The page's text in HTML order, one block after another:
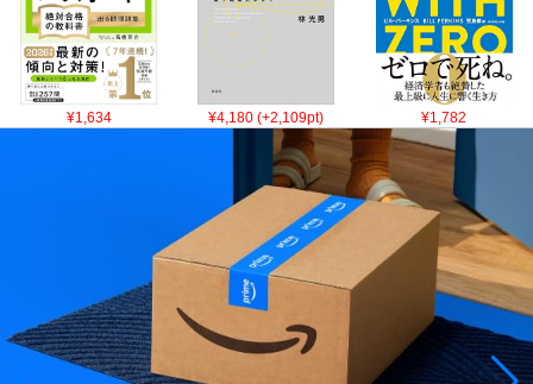
¥1,634 ¥4,180 (+2,109pt) ¥1,782